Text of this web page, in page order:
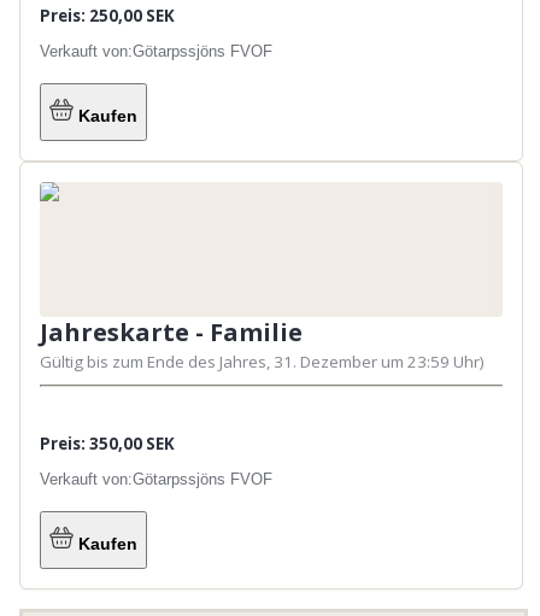
Preis: 250,00 SEK
Verkauft von:Götarpssjöns FVOF
Kaufen
Jahreskarte - Familie
Gültig bis zum Ende des Jahres, 31. Dezember um 23:59 Uhr)
Preis: 350,00 SEK
Verkauft von:Götarpssjöns FVOF
Kaufen